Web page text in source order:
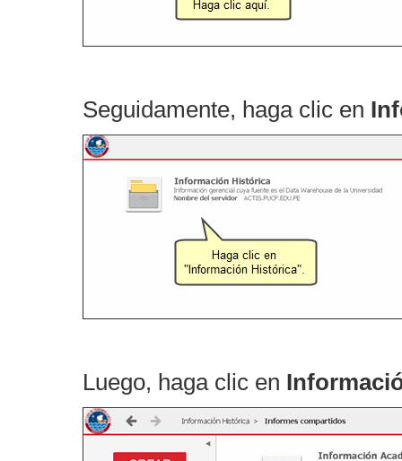
Seguidamente, haga clic en
Luego, haga clic en